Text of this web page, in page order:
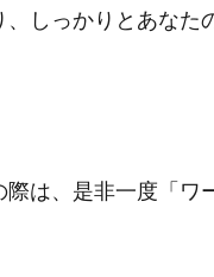
しっかりとあなた
は、是非一度「